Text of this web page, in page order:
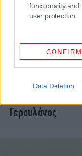
functionality and
user protection.
CONFIRM
Data Deletion
ΠΑΣΟΚ: Στα
Γερουλάνος